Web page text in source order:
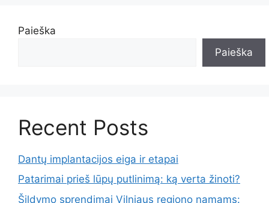
Paieška
Paieška
Recent Posts
Dantų implantacijos eiga ir etapai
Patarimai prieš lūpų putlinimą: ką verta žinoti?
Šildymo sprendimai Vilniaus regiono namams: